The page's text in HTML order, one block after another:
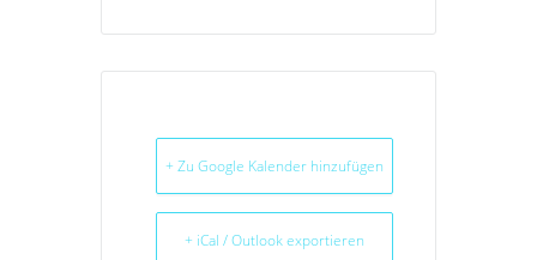
+ Zu Google Kalender hinzufügen
+ iCal / Outlook exportieren